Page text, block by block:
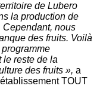
de Lubero
la production de
Cependant, nous
des fruits. Voilà
le reste de la
des fruits », a
TOUT